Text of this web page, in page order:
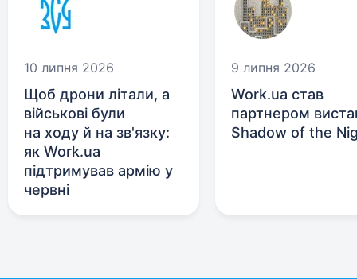
10 липня 2026
Щоб дрони літали, а
військові були
на ходу й на зв'язку:
як Work.ua
підтримував армію у
червні
9 липня 2026
Work.ua став
партнером
Shadow of the